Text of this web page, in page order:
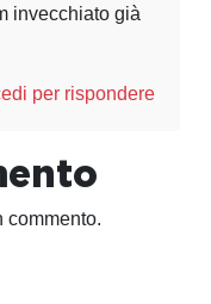
invecchiato già
per rispondere
commento.